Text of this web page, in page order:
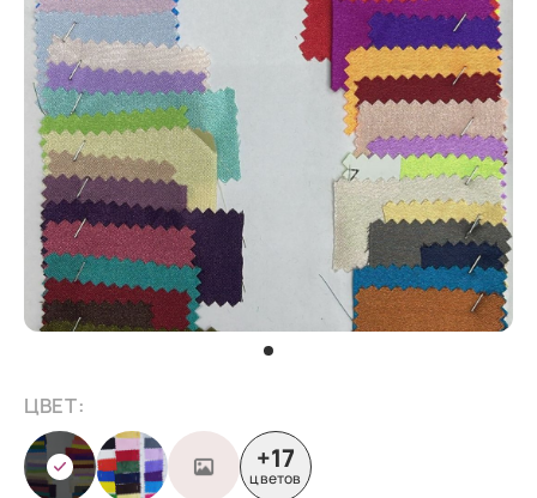
ЦВЕТ:
+17
цветов